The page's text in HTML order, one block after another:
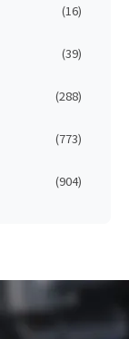
(16)
(39)
(288)
(773)
(904)